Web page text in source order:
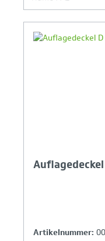
Ihr
Artikelnummer: